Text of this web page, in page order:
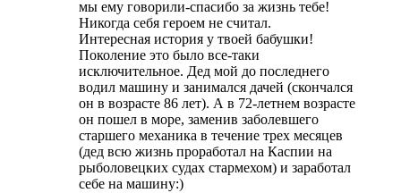
мы ему говорили-спасибо за жизнь тебе!
Никогда себя героем не считал.
Интересная история у твоей бабушки!
Поколение это было все-таки
исключительное. Дед мой до последнего
водил машину и занимался дачей (скончался
он в возрасте 86 лет). А в 72-летнем возрасте
он пошел в море, заменив заболевшего
старшего механика в течение трех месяцев
(дед всю жизнь проработал на Каспии на
рыболовецких судах стармехом) и заработал
себе на машину:)